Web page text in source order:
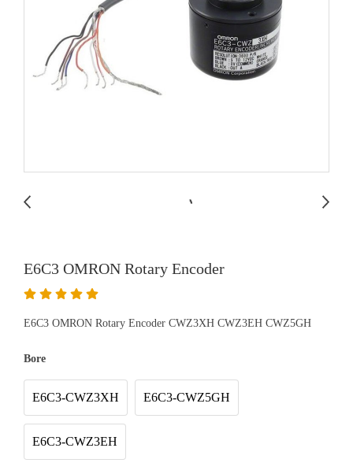
E6C3 OMRON Rotary Encoder
E6C3 OMRON Rotary Encoder CWZ3XH CWZ3EH CWZ5GH
Bore
E6C3-CWZ3XH E6C3-CWZ5GH
E6C3-CWZ3EH